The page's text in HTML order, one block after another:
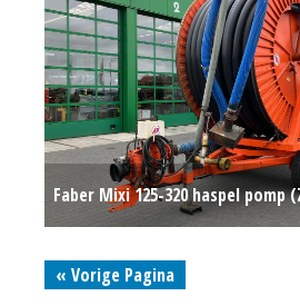
Faber Mixi 125-320 haspel pomp
« Vorige Pagina